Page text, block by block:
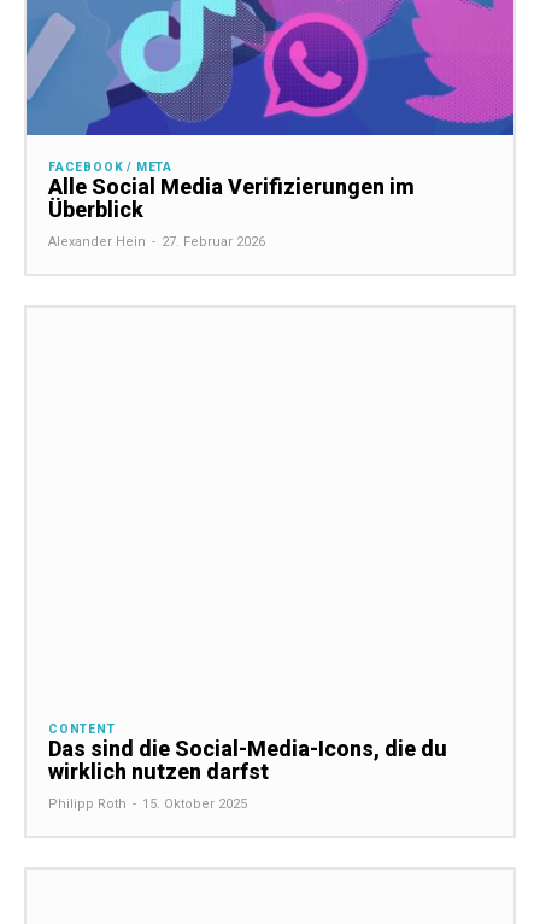
FACEBOOK / META
Alle Social Media Verifizierungen im
Überblick
Alexander Hein - 27. Februar 2026
CONTENT
Das sind die Social-Media-Icons, die du
wirklich nutzen darfst
Philipp Roth - 15. Oktober 2025